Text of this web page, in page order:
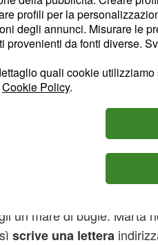
della verità nella
in onda venerdì 26
Adelaide è ancora una volta
. Marta ha preso
ritorno a Milano con la
dal morbillo, sperando di
Conti la sovrastano e
quello che è accaduto
un mare di bugie. Marta
scrive una lettera
profili per la
degli annunci. Misurare le
provenienti da fonti diverse.
quali cookie
Cookie Policy.